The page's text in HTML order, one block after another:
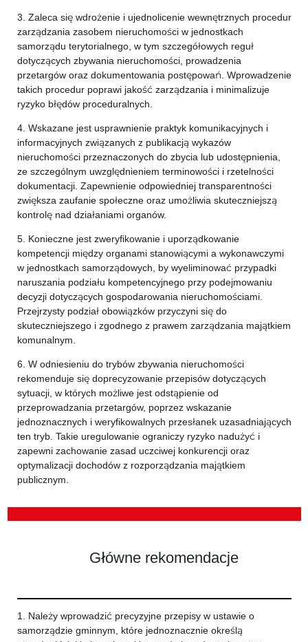
3. Zaleca się wdrożenie i ujednolicenie wewnętrznych procedur
zarządzania zasobem nieruchomości w jednostkach
samorządu terytorialnego, w tym szczegółowych reguł
dotyczących zbywania nieruchomości, prowadzenia
przetargów oraz dokumentowania postępowań. Wprowadzenie
takich procedur poprawi jakość zarządzania i minimalizuje
ryzyko błędów proceduralnych.
4. Wskazane jest usprawnienie praktyk komunikacyjnych i
informacyjnych związanych z publikacją wykazów
nieruchomości przeznaczonych do zbycia lub udostępnienia,
ze szczególnym uwzględnieniem terminowości i rzetelności
dokumentacji. Zapewnienie odpowiedniej transparentności
zwiększa zaufanie społeczne oraz umożliwia skuteczniejszą
kontrolę nad działaniami organów.
5. Konieczne jest zweryfikowanie i uporządkowanie
kompetencji między organami stanowiącymi a wykonawczymi
w jednostkach samorządowych, by wyeliminować przypadki
naruszania podziału kompetencyjnego przy podejmowaniu
decyzji dotyczących gospodarowania nieruchomościami.
Przejrzysty podział obowiązków przyczyni się do
skuteczniejszego i zgodnego z prawem zarządzania majątkiem
komunalnym.
6. W odniesieniu do trybów zbywania nieruchomości
rekomenduje się doprecyzowanie przepisów dotyczących
sytuacji, w których możliwe jest odstąpienie od
przeprowadzania przetargów, poprzez wskazanie
jednoznacznych i weryfikowalnych przesłanek uzasadniających
ten tryb. Takie uregulowanie ograniczy ryzyko nadużyć i
zapewni zachowanie zasad uczciwej konkurencji oraz
optymalizacji dochodów z rozporządzania majątkiem
publicznym.
Główne rekomendacje
1. Należy wprowadzić precyzyjne przepisy w ustawie o
samorządzie gminnym, które jednoznacznie określą